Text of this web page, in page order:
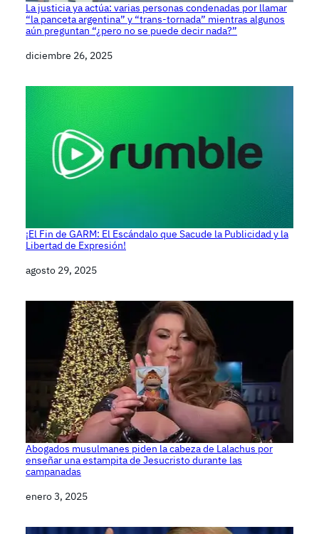
La justicia ya actúa: varias personas condenadas por llamar
“la panceta argentina” y “trans-tornada” mientras algunos
aún preguntan “¿pero no se puede decir nada?”
Fecha
diciembre 26, 2025
¡El Fin de GARM: El Escándalo que Sacude la Publicidad y la
Libertad de Expresión!
Fecha
agosto 29, 2025
Abogados musulmanes piden la cabeza de Lalachus por
enseñar una estampita de Jesucristo durante las
campanadas
Fecha
enero 3, 2025